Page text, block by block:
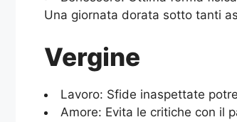
Una giornata dorata sotto tanti
Vergine
Lavoro: Sfide inaspettate
Amore: Evita le critiche con il